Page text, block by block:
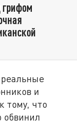
и
тому, что
обвинил